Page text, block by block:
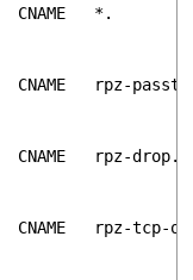
CNAME   *.
CNAME   rpz-
CNAME   rpz-drop.
CNAME   rpz-tcp-